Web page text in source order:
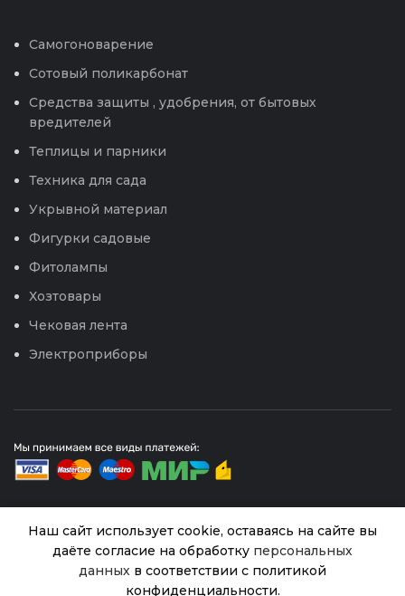
Самогоноварение
Сотовый поликарбонат
Средства защиты , удобрения, от бытовых
вредителей
Теплицы и парники
Техника для сада
Укрывной материал
Фигурки садовые
Фитолампы
Хозтовары
Чековая лента
Электроприборы
Интернет магазин Успех. ИП Хрипунов Сергей
Александрович
ИНН 420800180243 / ОГРНИП 304420530300327
Все права защищены.Персональные данные.
Наш сайт использует cookie, оставаясь на сайте вы
даёте согласие на обработку персональных
данных в соответствии с политикой
конфиденциальности.